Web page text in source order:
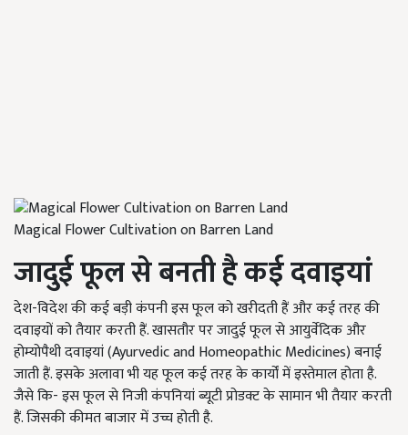
Magical Flower Cultivation on Barren Land
जादुई फूल से बनती है कई दवाइयां
देश-विदेश की कई बड़ी कंपनी इस फूल को खरीदती हैं और कई तरह की
दवाइयों को तैयार करती हैं. खासतौर पर जादुई फूल से आयुर्वेदिक और
होम्योपैथी दवाइयां (Ayurvedic and Homeopathic Medicines)बनाई
जाती हैं. इसके अलावा भी यह फूल कई तरह के कार्यों में इस्तेमाल होता है.
जैसे कि- इस फूल से निजी कंपनियां ब्यूटी प्रोडक्ट के सामान भी तैयार करती
हैं. जिसकी कीमत बाजार में उच्च होती है.